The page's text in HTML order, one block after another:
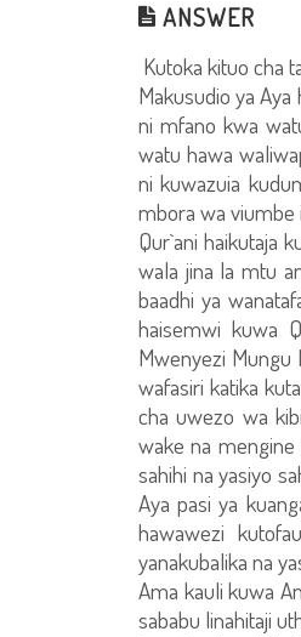
ANSWER
Kutoka kituo cha
Makusudio ya
ni mfano kwa
watu hawa
ni kuwazuia
mbora wa viumbe
Qur`ani haikutaja
wala jina la mtu
baadhi ya
haisemwi kuwa
Mwenyezi Mungu
wafasiri katika
cha uwezo wa
wake na mengine
sahihi na yasiyo
Aya pasi ya
hawawezi
yanakubalika na
Ama kauli kuwa
sababu linahitaji